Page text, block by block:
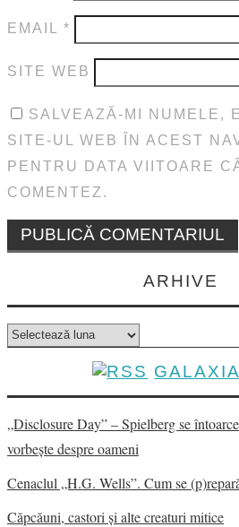
EMAIL *
SITE WEB
SALVEAZĂ-MI NUMELE,
SITE-UL WEB ÎN ACEST
PENTRU DATA VIITOARE
COMENTEZ.
ARHIVE
Arhive
„Disclosure Day” – Spielberg se
vorbește despre oameni
Cenaclul „H.G. Wells”. Cum se
Căpcăuni, castori și alte creaturi mitice